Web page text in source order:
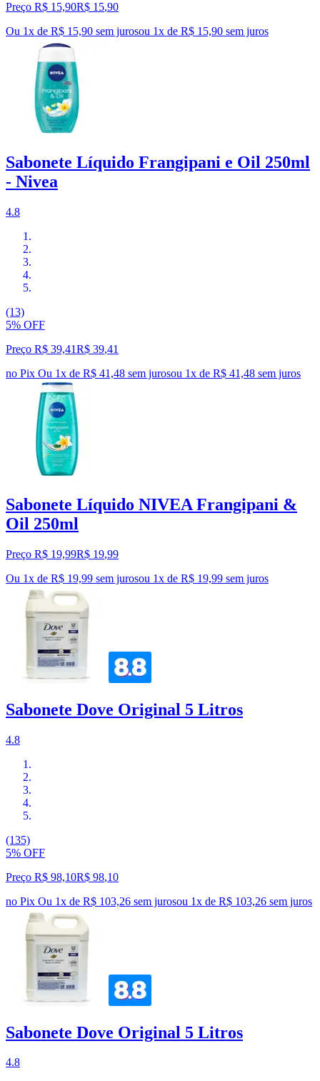
Preço R$ 15,90R$ 15,90
Ou 1x de R$ 15,90 sem jurosou 1x de R$ 15,90 sem juros
Sabonete Líquido Frangipani e Oil 250ml
- Nivea
4.8
(13)
5% OFF
Preço R$ 39,41R$ 39,41
no Pix Ou 1x de R$ 41,48 sem jurosou 1x de R$ 41,48 sem juros
Sabonete Líquido NIVEA Frangipani &
Oil 250ml
Preço R$ 19,99R$ 19,99
Ou 1x de R$ 19,99 sem jurosou 1x de R$ 19,99 sem juros
Sabonete Dove Original 5 Litros
4.8
(135)
5% OFF
Preço R$ 98,10R$ 98,10
no Pix Ou 1x de R$ 103,26 sem jurosou 1x de R$ 103,26 sem juros
Sabonete Dove Original 5 Litros
4.8